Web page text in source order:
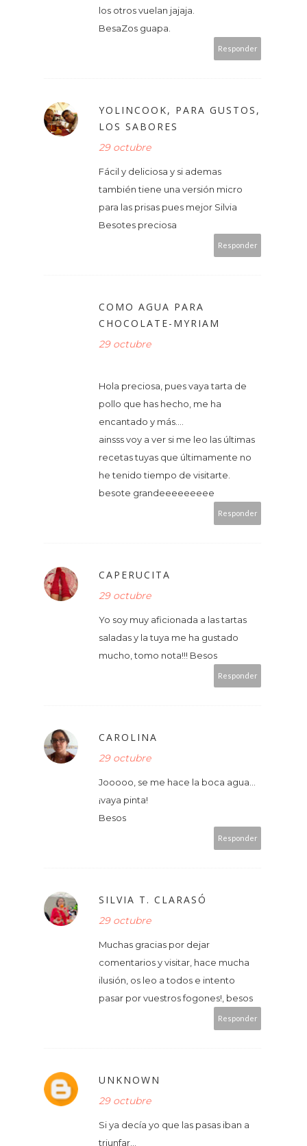
los otros vuelan jajaja.
BesaZos guapa.
Responder
YOLINCOOK, PARA GUSTOS,
LOS SABORES
29 octubre
Fácil y deliciosa y si ademas
también tiene una versión micro
para las prisas pues mejor Silvia
Besotes preciosa
Responder
COMO AGUA PARA
CHOCOLATE-MYRIAM
29 octubre
Hola preciosa, pues vaya tarta de
pollo que has hecho, me ha
encantado y más....
ainsss voy a ver si me leo las últimas
recetas tuyas que últimamente no
he tenido tiempo de visitarte.
besote grandeeeeeeeee
Responder
CAPERUCITA
29 octubre
Yo soy muy aficionada a las tartas
saladas y la tuya me ha gustado
mucho, tomo nota!!! Besos
Responder
CAROLINA
29 octubre
Jooooo, se me hace la boca agua...
¡vaya pinta!
Besos
Responder
SILVIA T. CLARASÓ
29 octubre
Muchas gracias por dejar
comentarios y visitar, hace mucha
ilusión, os leo a todos e intento
pasar por vuestros fogones!, besos
Responder
UNKNOWN
29 octubre
Si ya decía yo que las pasas iban a
triunfar...